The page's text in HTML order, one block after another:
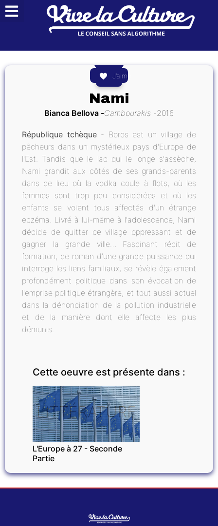
J’aime
Nami
Bianca Bellova Cambourakis 2016
République tchèque- Boros est un village de
pêcheurs dans un mystérieux pays d'Europe de
l'Est. Tandis que le lac qui le longe s'assèche,
Nami grandit aux côtés de ses grands-parents
dans ce lieu où la vodka coule à flots, où les
femmes sont trop peu considérées et où les
enfants se voient tous affectés d'un étrange
eczéma. Livré à lui-même à l'adolescence, Nami
décide de quitter ce village oppressant et de
gagner la grande ville… Fascinant récit de
formation, ce roman d'une grande puissance qui
interroge les liens familiaux, se révèle également
profondément politique dans son évocation de
l'emprise politique étrangère, et tout aussi actuel
dans la dénonciation de la pollution industrielle
et de la manière dont elle affecte les plus
démunis.
Cette oeuvre est présente dans :
LITTÉRATURE
L'Europe à 27 - Seconde
Partie